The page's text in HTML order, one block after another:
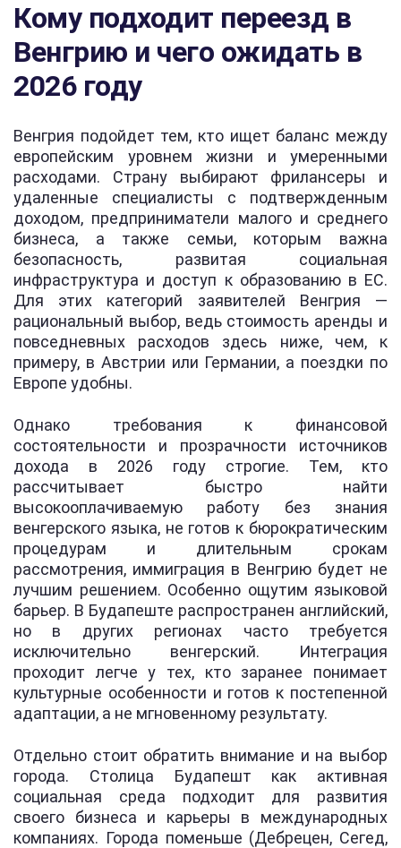
Кому подходит переезд в
Венгрию и чего ожидать в
2026 году
Венгрия подойдет тем, кто ищет баланс между
европейским уровнем жизни и умеренными
расходами. Страну выбирают фрилансеры и
удаленные специалисты с подтвержденным
доходом, предприниматели малого и среднего
бизнеса, а также семьи, которым важна
безопасность, развитая социальная
инфраструктура и доступ к образованию в ЕС.
Для этих категорий заявителей Венгрия —
рациональный выбор, ведь стоимость аренды и
повседневных расходов здесь ниже, чем, к
примеру, в Австрии или Германии, а поездки по
Европе удобны.
Однако требования к финансовой
состоятельности и прозрачности источников
дохода в 2026 году строгие. Тем, кто
рассчитывает быстро найти
высокооплачиваемую работу без знания
венгерского языка, не готов к бюрократическим
процедурам и длительным срокам
рассмотрения, иммиграция в Венгрию будет не
лучшим решением. Особенно ощутим языковой
барьер. В Будапеште распространен английский,
но в других регионах часто требуется
исключительно венгерский. Интеграция
проходит легче у тех, кто заранее понимает
культурные особенности и готов к постепенной
адаптации, а не мгновенному результату.
Отдельно стоит обратить внимание и на выбор
города. Столица Будапешт как активная
социальная среда подходит для развития
своего бизнеса и карьеры в международных
компаниях. Города поменьше (Дебрецен, Сегед,